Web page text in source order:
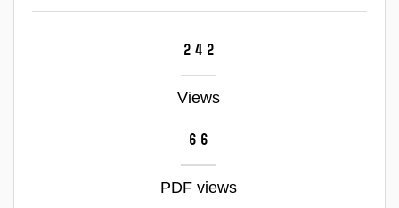
242
Views
66
PDF views